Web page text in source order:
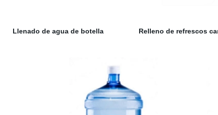
Llenado de agua de botella Relleno de refrescos